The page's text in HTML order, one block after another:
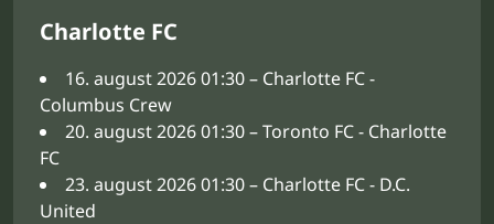
Charlotte FC
16. august 2026 01:30 – Charlotte FC -
Columbus Crew
20. august 2026 01:30 – Toronto FC - Charlotte
FC
23. august 2026 01:30 – Charlotte FC - D.C.
United